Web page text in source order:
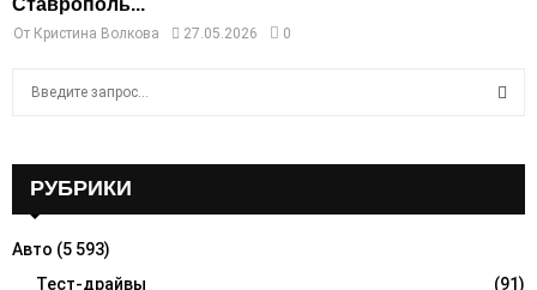
Ставрополь...
От Кристина Волкова 27.05.2026 0
o
R
РУБРИКИ
Авто (5 593)
Тест-драйвы
(91)